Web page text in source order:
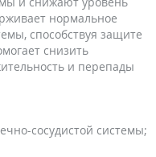
нормальное
способствуя защите
снизить
и перепады
сосудистой системы;